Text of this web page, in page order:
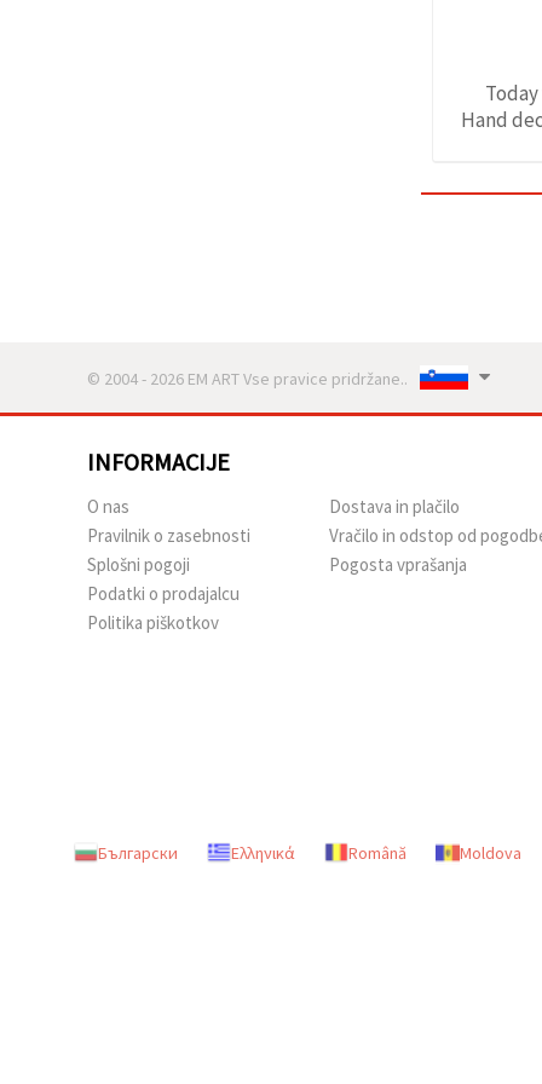
Hand
© 2004 - 2026 EM ART Vse pravice pridržane..
INFORMACIJE
O nas
Pravilnik o zasebnosti
Splošni pogoji
Podatki o prodajalcu
Politika piškotkov
Dostava in plačilo
Vračilo in odstop od
Pogosta vprašanja
Български Ελληνικά Română Moldova